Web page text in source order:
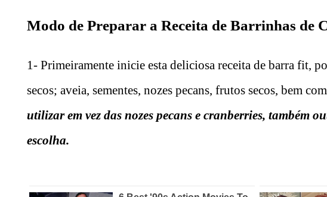
Modo de Preparar a Receita de Barrinhas de
1- Primeiramente inicie esta deliciosa receita de barra fit,
secos; aveia, sementes, nozes pecans, frutos secos, bem
utilizar em vez das nozes pecans e cranberries, também
escolha.